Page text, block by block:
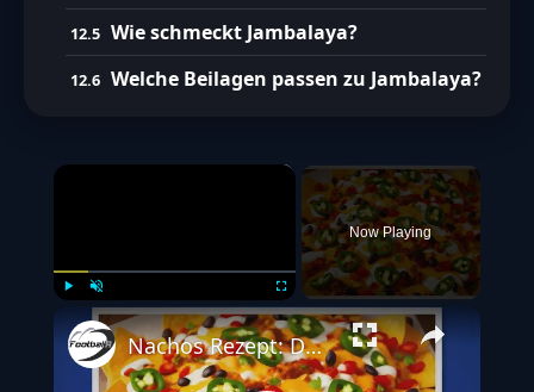
Wie schmeckt Jambalaya?
Welche Beilagen passen zu Jambalaya?
×
Unmute Fullscreen
Now Playing
Nachos Rezept: Dein neues Lieblingsgericht für einen American Football Fernseh-Abend